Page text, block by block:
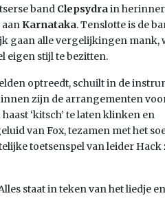
band Clepsydrain
Karnataka. Tenslotte is de
gaan alle vergelijkingen mank,
eigen stijl te bezitten.
optreedt, schuilt in de
zijn de arrangementen
‘kitsch’ te laten klinken en
van Fox, tezamen met het
toetsenspel van leider
staat in teken van het liedje